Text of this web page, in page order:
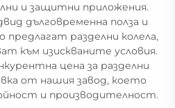
и защитни приложения.
дълговременна полза и
предлагат разделни колела,
към изискваните условия.
цена за разделни
от нашия завод, което
и производителност.